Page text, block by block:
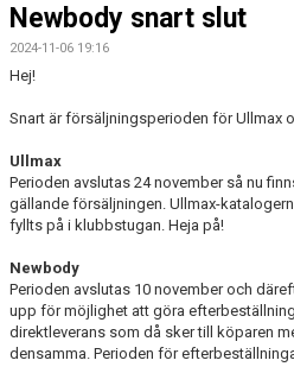
TRÄNING
LÄGER
KLUBBKLÄDER & UTRUSTNING
KONTAKT
WEBBSHOP
SNÖLÄGGNING
Newbody snart slut
2024-11-06 19:16
Hej!
Snart är försäljningsperioden för Ullmax
Ullmax
Perioden avslutas 24 november så nu
gällande försäljningen. Ullmax-
fyllts på i klubbstugan. Heja på!
Newbody
Perioden avslutas 10 november och
upp för möjlighet att göra
direktleverans som då sker till köparen
densamma. Perioden för